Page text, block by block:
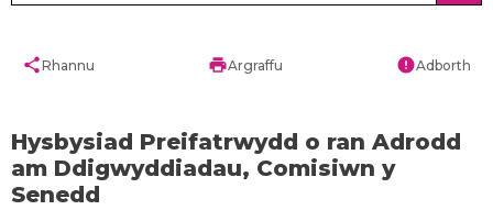
shareRhannu printArgraffu errorAdborth
Hysbysiad Preifatrwydd o ran Adrodd
am Ddigwyddiadau, Comisiwn y
Senedd